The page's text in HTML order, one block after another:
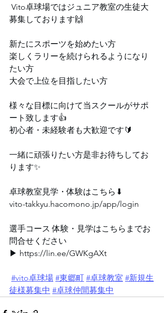
⁡⁡⁡ Vito卓球場ではジュニア教室の生徒大
募集しております🙌
⁡新たにスポーツを始めたい方⁡⁡
⁡楽しくラリーを続けられるようになり
たい方
⁡大会で上位を目指したい方⁡
⁡⁡⁡様々な目標に向けて当スクールがサポ
ート致します👍
初心者・未経験者も大歓迎です🔰
一緒に頑張りたい方是非お待ちしてお
ります✨
卓球⁡教室見学・体験はこちら⬇
vito-takkyu.hacomono.jp/app/login
選手コース 体験・見学はこちらまでお
問合せください
▶ https://lin.ee/GWKgAXt⁡
#vito卓球場 #東郷町 #卓球教室 #新規生
徒様募集中 #卓球仲間募集中